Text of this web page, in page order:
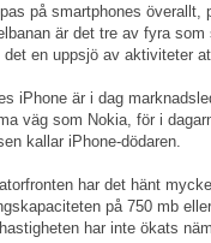
på smartphones överallt,
är det tre av fyra
det en uppsjö av aktiviteter
iPhone är i dag
väg som Nokia, för i
kallar iPhone-dödaren.
har det hänt
på 750 mb
har inte ökats